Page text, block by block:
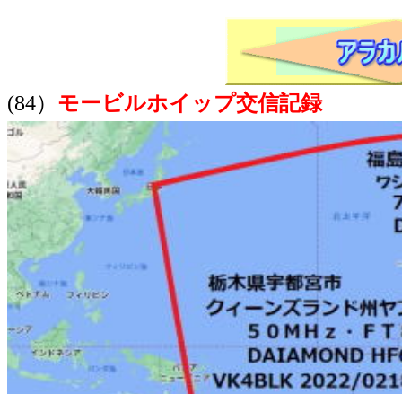
(84） モービルホイップ交信記録